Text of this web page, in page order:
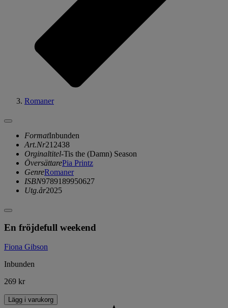
Romaner
FormatInbunden
Art.Nr212438
Orginaltitel-Tis the (Damn) Season
ÖversättarePia Printz
GenreRomaner
ISBN9789189950627
Utg.år2025
En fröjdefull weekend
Fiona Gibson
Inbunden
269 kr
Lägg i varukorg